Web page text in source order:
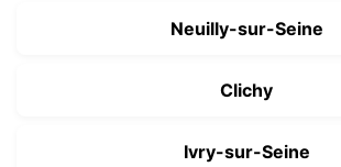
Neuilly-sur-Seine
Clichy
Ivry-sur-Seine